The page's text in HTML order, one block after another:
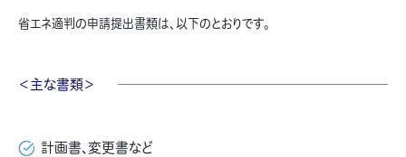
省エネ適判の申請提出書類は、以下のとおりです。
＜主な書類＞
計画書、変更書など